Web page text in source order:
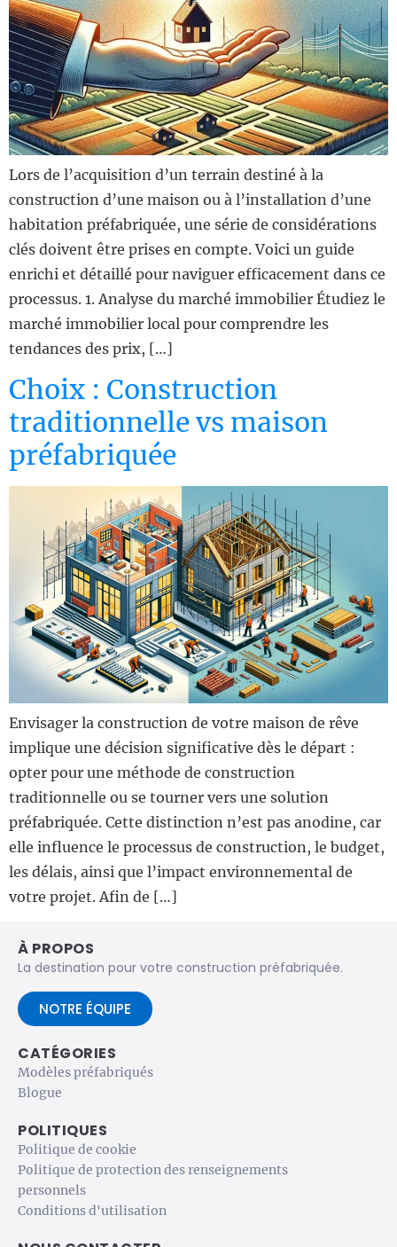
Lors de l’acquisition d’un terrain destiné à la
construction d’une maison ou à l’installation d’une
habitation préfabriquée, une série de considérations
clés doivent être prises en compte. Voici un guide
enrichi et détaillé pour naviguer efficacement dans ce
processus. 1. Analyse du marché immobilier Étudiez le
marché immobilier local pour comprendre les
tendances des prix, […]
Choix : Construction
traditionnelle vs maison
préfabriquée
Envisager la construction de votre maison de rêve
implique une décision significative dès le départ :
opter pour une méthode de construction
traditionnelle ou se tourner vers une solution
préfabriquée. Cette distinction n’est pas anodine, car
elle influence le processus de construction, le budget,
les délais, ainsi que l’impact environnemental de
votre projet. Afin de […]
À PROPOS
La destination pour votre construction préfabriquée.
NOTRE ÉQUIPE
CATÉGORIES
Modèles préfabriqués
Blogue
POLITIQUES
Politique de cookie
Politique de protection des renseignements
personnels
Conditions d'utilisation